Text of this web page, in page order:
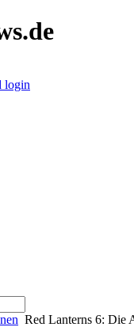
login
Red Lanterns 6: Die